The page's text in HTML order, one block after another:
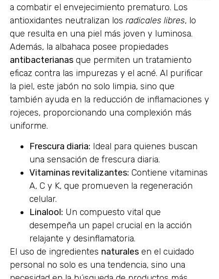
a combatir el envejecimiento prematuro. Los
antioxidantes neutralizan los radicales libres, lo
que resulta en una piel más joven y luminosa.
Además, la albahaca posee propiedades
antibacterianas que permiten un tratamiento
eficaz contra las impurezas y el acné. Al purificar
la piel, este jabón no solo limpia, sino que
también ayuda en la reducción de inflamaciones y
rojeces, proporcionando una complexión más
uniforme.
Frescura diaria: Ideal para quienes buscan
una sensación de frescura diaria.
Vitaminas revitalizantes: Contiene vitaminas
A, C y K, que promueven la regeneración
celular.
Linalool: Un compuesto vital que
desempeña un papel crucial en la acción
relajante y desinflamatoria.
El uso de ingredientes naturales en el cuidado
personal no solo es una tendencia, sino una